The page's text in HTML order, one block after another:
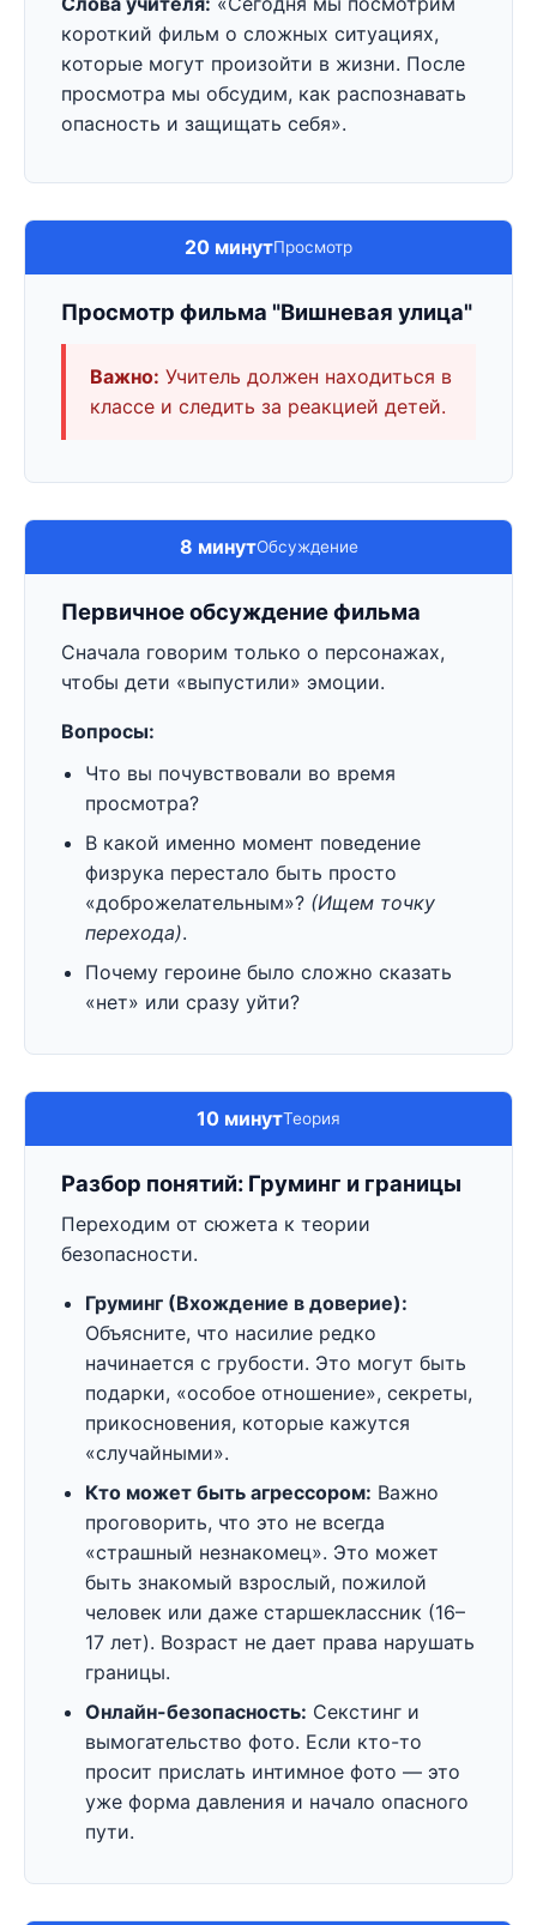
короткий фильм о сложных ситуациях,
которые могут произойти в жизни. После
просмотра мы обсудим, как распознавать
опасность и защищать себя».
20 минутПросмотр
Просмотр фильма "Вишневая улица"
Важно: Учитель должен находиться в
классе и следить за реакцией детей.
8 минутОбсуждение
Первичное обсуждение фильма
Сначала говорим только о персонажах,
чтобы дети «выпустили» эмоции.
Вопросы:
Что вы почувствовали во время
просмотра?
В какой именно момент поведение
физрука перестало быть просто
«доброжелательным»? (Ищем точку
перехода).
Почему героине было сложно сказать
«нет» или сразу уйти?
10 минутТеория
Разбор понятий: Груминг и границы
Переходим от сюжета к теории
безопасности.
Груминг (Вхождение в доверие):
Объясните, что насилие редко
начинается с грубости. Это могут быть
подарки, «особое отношение», секреты,
прикосновения, которые кажутся
«случайными».
Кто может быть агрессором: Важно
проговорить, что это не всегда
«страшный незнакомец». Это может
быть знакомый взрослый, пожилой
человек или даже старшеклассник (16–
17 лет). Возраст не дает права нарушать
границы.
Онлайн-безопасность: Секстинг и
вымогательство фото. Если кто-то
просит прислать интимное фото — это
уже форма давления и начало опасного
пути.